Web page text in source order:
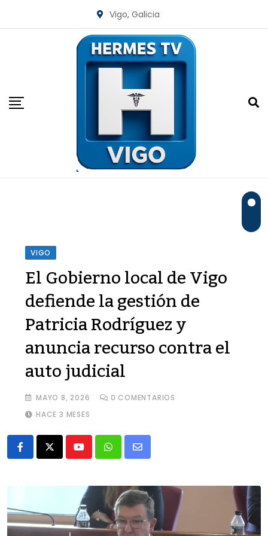
Vigo, Galicia
VIGO
El Gobierno local de Vigo
defiende la gestión de
Patricia Rodríguez y
anuncia recurso contra el
auto judicial
MAYO 8, 2026 0 COMENTARIOS
HACE 3 MESES
YoutubeWhatsapp
Share
Email